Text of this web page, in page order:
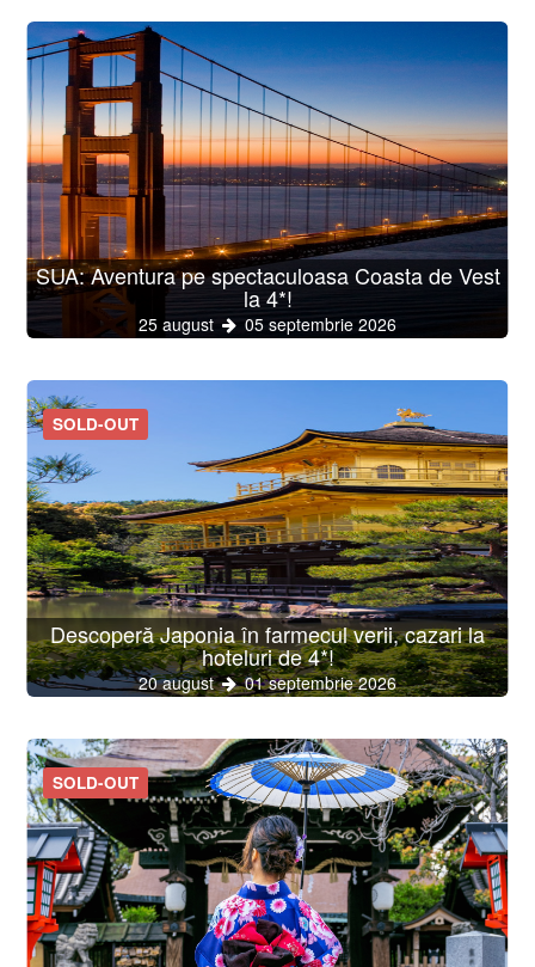
SUA: Aventura pe spectaculoasa Coasta de Vest
la 4*!
25 august 05 septembrie 2026
SOLD-OUT
Descoperă Japonia în farmecul verii, cazari la
hoteluri de 4*!
20 august 01 septembrie 2026
SOLD-OUT